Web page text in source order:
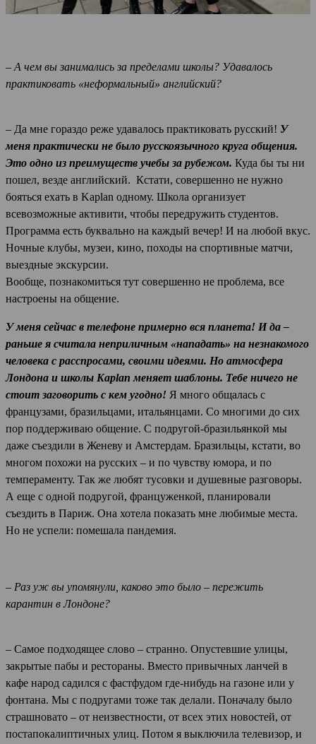
– А чем вы занимались за пределами школы? Удавалось
практиковать «неформальный» английский?
– Да мне гораздо реже удавалось практиковать русский! У
меня практически не было русскоязычного круга общения.
Это одно из преимуществ учебы за рубежом. Куда бы ты ни
пошел, везде английский. Кстати, совершенно не нужно
бояться ехать в Kaplan одному. Школа организует
всевозможные активити, чтобы передружить студентов.
Программа есть буквально на каждый вечер! И на любой вкус.
Ночные клубы, музеи, кино, походы на спортивные матчи,
выездные экскурсии.
Вообще, познакомиться тут совершенно не проблема, все
настроены на общение.
У меня сейчас в телефоне примерно вся планета! И да –
раньше я считала неприличным «нападать» на незнакомого
человека с расспросами, своими идеями. Но атмосфера
Лондона и школы Kaplan меняет шаблоны. Тебе ничего не
стоит заговорить с кем угодно! Я много общалась с
французами, бразильцами, итальянцами. Со многими до сих
пор поддерживаю общение. С подругой-бразильянкой мы
даже съездили в Женеву и Амстердам. Бразильцы, кстати, во
многом похожи на русских – и по чувству юмора, и по
темпераменту. Так же любят тусовки и душевные разговоры.
А еще с одной подругой, француженкой, планировали
съездить в Париж. Она хотела показать мне любимые места.
Но не успели: помешала пандемия.
– Раз уж вы упомянули, каково это было – пережить
карантин в Лондоне?
– Самое подходящее слово – странно. Опустевшие улицы,
закрытые пабы и рестораны. Вместо привычных ланчей в
кафе народ садился с фастфудом где-нибудь на газоне или у
фонтана. Мы с подругами тоже так делали. Поначалу было
страшновато – от неизвестности, от всех этих новостей, от
постапокалиптичных улиц. Потом я выключила телевизор, и